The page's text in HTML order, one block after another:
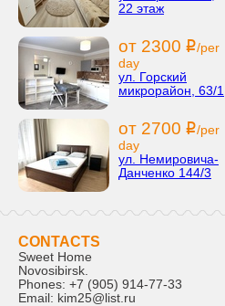
22 этаж
от 2300 i/per
day
ул. Горский
микрорайон, 63/1
от 2700 i/per
day
ул. Немировича-
Данченко 144/3
CONTACTS
Sweet Home
Novosibirsk.
Phones: +7 (905) 914-77-33
Email: kim25@list.ru